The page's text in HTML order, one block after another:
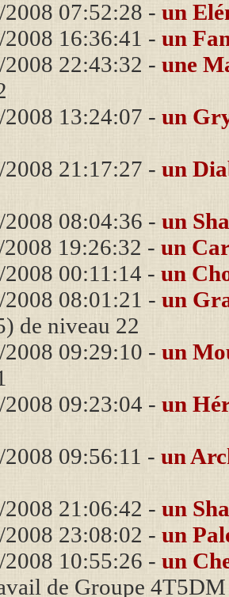
07:52:28 - un
16:36:41 - un
22:43:32 - une
13:24:07 - un
21:17:27 - un
08:04:36 - un
19:26:32 - un
00:11:14 - un
08:01:21 - un
de niveau 22
09:29:10 - un
09:23:04 - un
09:56:11 - un
21:06:42 - un
23:08:02 - un
10:55:26 - un
de Groupe